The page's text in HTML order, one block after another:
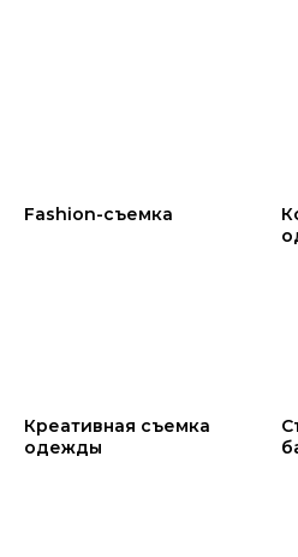
Fashion-съемка
Креативная съемка
одежды